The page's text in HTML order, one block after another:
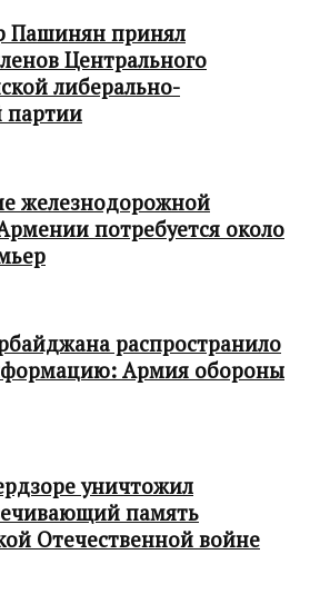
Пашинян принял
Центрального
либерально-
партии
железнодорожной
потребуется около
распространило
Армия обороны
уничтожил
память
Отечественной войне